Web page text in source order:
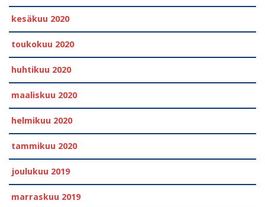
kesäkuu 2020
toukokuu 2020
huhtikuu 2020
maaliskuu 2020
helmikuu 2020
tammikuu 2020
joulukuu 2019
marraskuu 2019